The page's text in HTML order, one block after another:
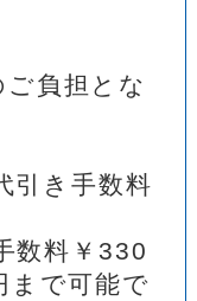
負担とな
引き手数料
数料￥330
まで可能で